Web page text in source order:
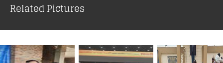
Related Pictures